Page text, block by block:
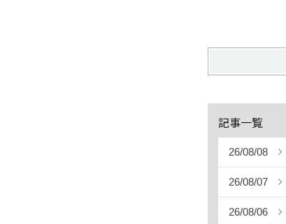
記事一覧
26/08/08
26/08/07
26/08/06